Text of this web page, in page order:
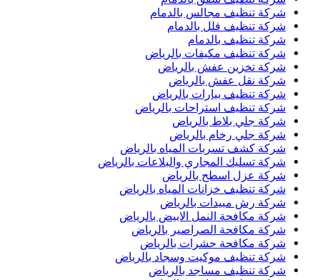
شركة تنظيف مجالس بالدمام
شركة تنظيف فلل بالدمام
شركة تنظيف بالدمام
شركة تنظيف مكيفات بالرياض
شركة تخزين عفش بالرياض
شركة نقل عفش بالرياض
شركة تنظيف بيارات بالرياض
شركة تنظيف استراحات بالرياض
شركة جلي بلاط بالرياض
شركة جلي رخام بالرياض
شركة كشف تسربات المياه بالرياض
شركة تسليك المجاري والبلاعات بالرياض
شركة عزل اسطح بالرياض
شركة تنظيف خزانات المياه بالرياض
شركة رش مبيدات بالرياض
شركة مكافحة النمل الابيض بالرياض
شركة مكافحة الصراصير بالرياض
شركة مكافحة حشرات بالرياض
شركة تنظيف موكيت وسجاد بالرياض
شركة تنظيف مساجد بالرياض